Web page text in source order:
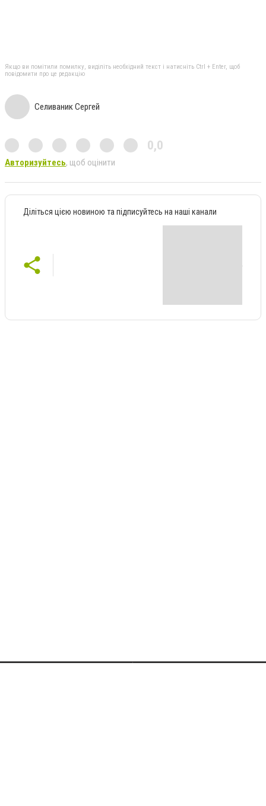
Якщо ви помітили помилку, виділіть необхідний текст і натисніть Ctrl + Enter, щоб
повідомити про це редакцію
Селиваник Сергей
0,0
Авторизуйтесь, щоб оцінити
Діліться цією новиною та підписуйтесь на наші канали